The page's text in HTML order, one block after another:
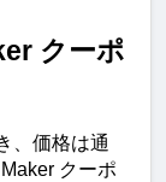
クーポ
、価格は通
クーポ